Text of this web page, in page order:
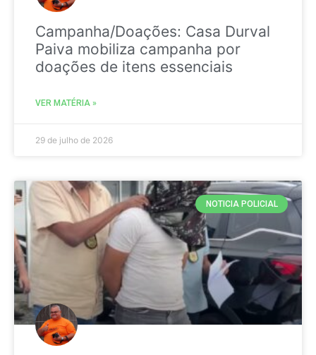
Campanha/Doações: Casa Durval
Paiva mobiliza campanha por
doações de itens essenciais
VER MATÉRIA »
29 de julho de 2026
NOTICIA POLICIAL